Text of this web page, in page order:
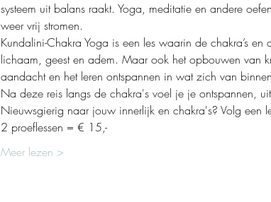
systeem uit balans raakt. Yoga, meditatie en andere
weer vrij stromen.
Kundalini-Chakra Yoga is een les waarin de chakra’s
lichaam, geest en adem. Maar ook het opbouwen van
aandacht en het leren ontspannen in wat zich van
Na deze reis langs de chakra's voel je je ontspannen,
Nieuwsgierig naar jouw innerlijk en chakra's? Volg een
2 proeflessen = € 15,-
Meer lezen >